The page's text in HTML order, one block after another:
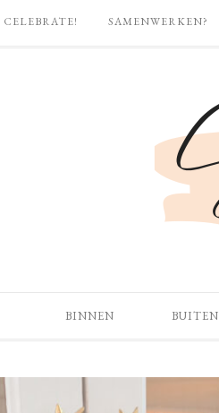
CELEBRATE! SAMENWERKEN?
BINNEN BUITEN